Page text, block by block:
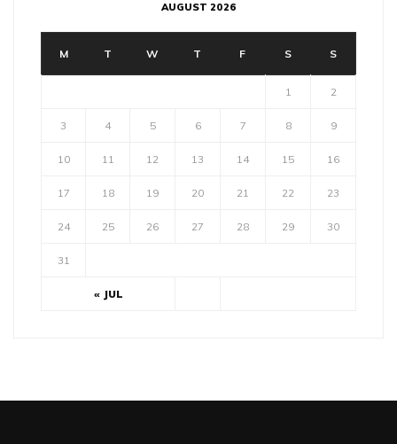
AUGUST 2026
M T W T F S S
« JUL
1 2
3 4 5 6 7 8 9
10 11 12 13 14 15 16
17 18 19 20 21 22 23
24 25 26 27 28 29 30
31